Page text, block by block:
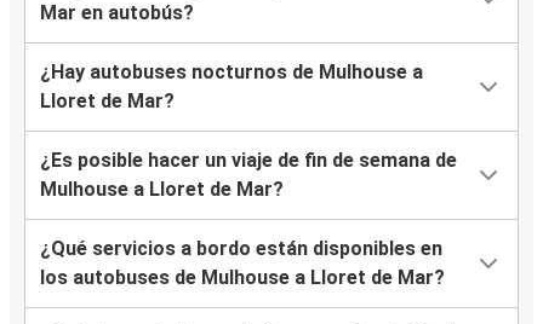
Mar en autobús?
¿Hay autobuses nocturnos de Mulhouse a
Lloret de Mar?
¿Es posible hacer un viaje de fin de semana de
Mulhouse a Lloret de Mar?
¿Qué servicios a bordo están disponibles en
los autobuses de Mulhouse a Lloret de Mar?